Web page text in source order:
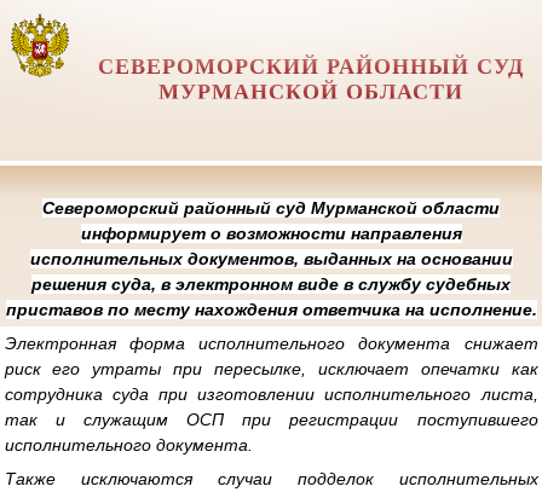
СЕВЕРОМОРСКИЙ РАЙОННЫЙ СУД
МУРМАНСКОЙ ОБЛАСТИ
Североморский районный суд Мурманской области
информирует о возможности направления
исполнительных документов, выданных на основании
решения суда, в электронном виде в службу судебных
приставов по месту нахождения ответчика на исполнение.
Электронная форма исполнительного документа снижает
риск его утраты при пересылке, исключает опечатки как
сотрудника суда при изготовлении исполнительного листа,
так и служащим ОСП при регистрации поступившего
исполнительного документа.
Также исключаются случаи подделок исполнительных